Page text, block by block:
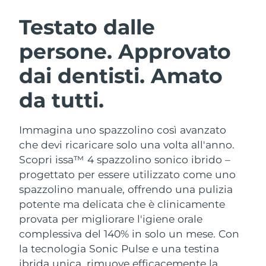
Testato dalle
persone. Approvato
dai dentisti. Amato
da tutti.
Immagina uno spazzolino così avanzato
che devi ricaricare solo una volta all'anno.
Scopri issa™ 4 spazzolino sonico ibrido –
progettato per essere utilizzato come uno
spazzolino manuale, offrendo una pulizia
potente ma delicata che è clinicamente
provata per migliorare l'igiene orale
complessiva del 140% in solo un mese. Con
la tecnologia Sonic Pulse e una testina
ibrida unica, rimuove efficacemente la
Detersione viso
LUNA™ 4 pacchetto
Anti-aging massage
LUNA™ 4 Plus
Massage, LED heating
LUNA™ 4 Men
For men, anti-aging massage
Lifting viso
BEAR™ 2 pacchetto
Microcurrent toning
BEAR™ 2 go
Microcurrent toning on-the-go
BEAR™ 2 eyes & lips
Microcurrent line smoothing device
Idratazione
UFO™ 3 pacchetto
Deep facial hydration
UFO™ 3 LED
Near-infrared and red light therapy
device
Igiene orale
issa™ 4
Hybrid silicone sonic toothbrush
issa™ 4 plus
Smart hybrid silicone sonic toothbrush
TRATTAMENTI ANTI-AGE FAQ™
Anti-age Trattamenti LED
NEW
Austria
Bahrein Consegna stimata8/11/26
Belgio Consegna stimata8/10/26
Bermuda
Bosnia ed
Erzegovina
Consegna stimata8/13/26
Brunei Consegna stimata 8/15/26
Bulgaria Consegna stimata
Canada Consegna stimata
Cile Consegna stimata8/14/26